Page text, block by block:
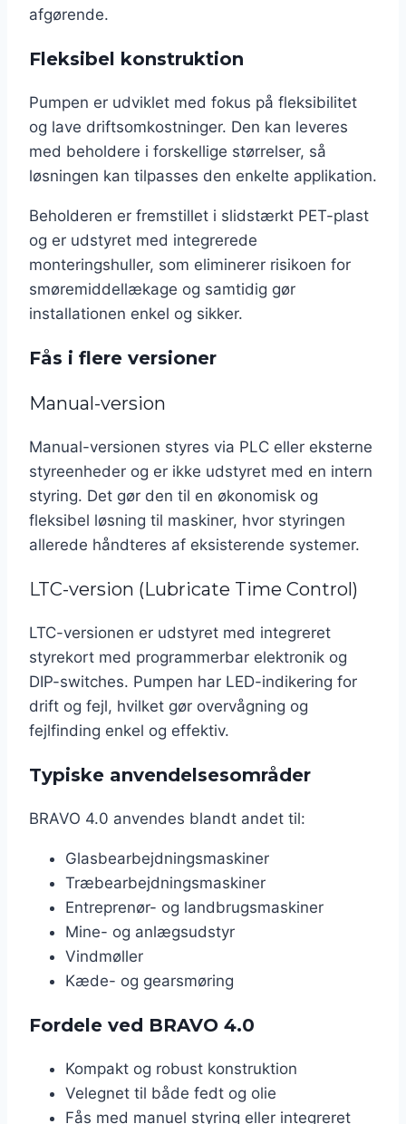
afgørende.
Fleksibel konstruktion
Pumpen er udviklet med fokus på fleksibilitet
og lave driftsomkostninger. Den kan leveres
med beholdere i forskellige størrelser, så
løsningen kan tilpasses den enkelte applikation.
Beholderen er fremstillet i slidstærkt PET-plast
og er udstyret med integrerede
monteringshuller, som eliminerer risikoen for
smøremiddellækage og samtidig gør
installationen enkel og sikker.
Fås i flere versioner
Manual-version
Manual-versionen styres via PLC eller eksterne
styreenheder og er ikke udstyret med en intern
styring. Det gør den til en økonomisk og
fleksibel løsning til maskiner, hvor styringen
allerede håndteres af eksisterende systemer.
LTC-version (Lubricate Time Control)
LTC-versionen er udstyret med integreret
styrekort med programmerbar elektronik og
DIP-switches. Pumpen har LED-indikering for
drift og fejl, hvilket gør overvågning og
fejlfinding enkel og effektiv.
Typiske anvendelsesområder
BRAVO 4.0 anvendes blandt andet til:
Glasbearbejdningsmaskiner
Træbearbejdningsmaskiner
Entreprenør- og landbrugsmaskiner
Mine- og anlægsudstyr
Vindmøller
Kæde- og gearsmøring
Fordele ved BRAVO 4.0
Kompakt og robust konstruktion
Velegnet til både fedt og olie
Fås med manuel styring eller integreret